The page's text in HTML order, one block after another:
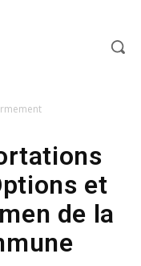
et
de la